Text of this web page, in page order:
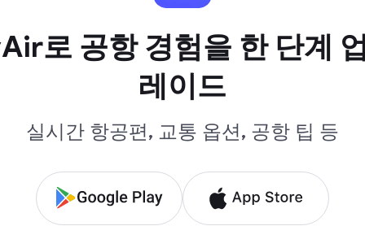
로 공항 경험을 한 단계
레이드
실시간 항공편, 교통 옵션, 공항 팁 등